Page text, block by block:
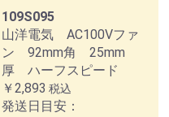
ACファン 60mm角
ACファン 80mm角
ACファン 92mm角
ACファン 120mm角
ACファン 160mm角
ACファン Φ172mm
ACアラームファン 92mm角
ACアラームファン 120mm角
ACアラームファン 160mm角
DCファン 40mm角
DCファン 52mm角
DCファン 60mm角
DCファン 80mm角
DCファン 92mm角
DCファン 120mm角
DCファン 127mm角
DCファン Φ172mm
フィルター
フィンガーガード
プラグコード
DCアラームファン専用IC
109S095
山洋電気 AC100Vファ
ン 92mm角 25mm
厚 ハーフスピード
￥2,893 税込
発送日目安：